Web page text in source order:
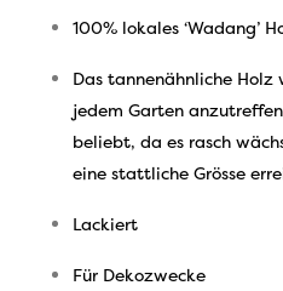
100% lokales ‘Wadang’
Das tannenähnliche
jedem Garten
beliebt, da es rasch
eine stattliche Grösse
Lackiert
Für Dekozwecke